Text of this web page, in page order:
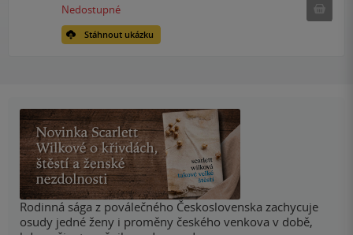
Stáhnout ukázku
Nedostupné
Rodinná sága z poválečného Československa zachycuje
osudy jedné ženy i proměny českého venkova v době,